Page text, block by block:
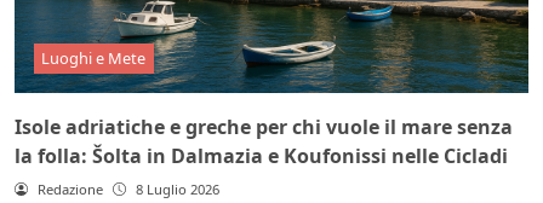
Luoghi e Mete
Isole adriatiche e greche per chi vuole il mare senza
la folla: Šolta in Dalmazia e Koufonissi nelle Cicladi
Redazione 8 Luglio 2026